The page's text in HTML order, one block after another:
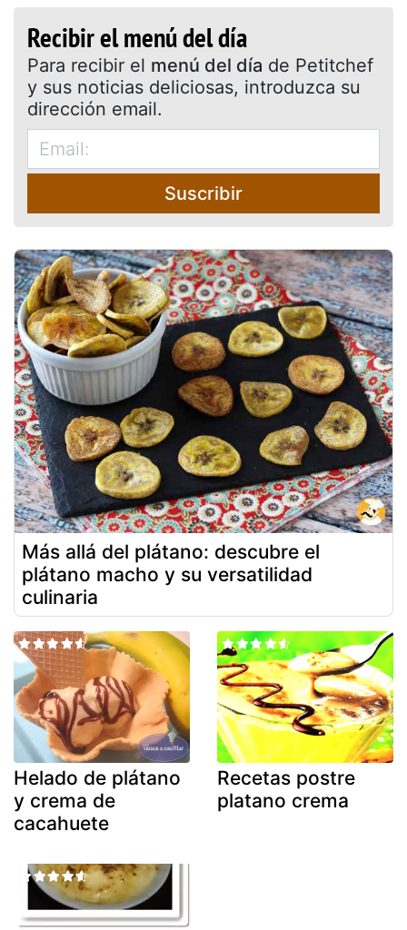
Recibir el menú del día
Para recibir el menú del día de Petitchef
y sus noticias deliciosas, introduzca su
dirección email.
Suscribir
Más allá del plátano: descubre el
plátano macho y su versatilidad
culinaria
Helado de plátano
y crema de
cacahuete
Recetas postre
platano crema